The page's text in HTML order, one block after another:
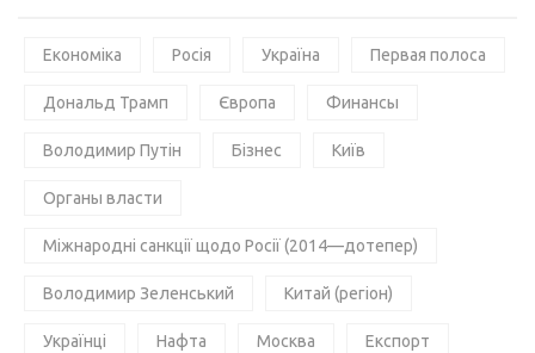
Економіка Росія Україна Первая полоса
Дональд Трамп Європа Финансы
Володимир Путін Бізнес Київ
Органы власти
Міжнародні санкції щодо Росії (2014—дотепер)
Володимир Зеленський Китай (регіон)
Українці Нафта Москва Експорт